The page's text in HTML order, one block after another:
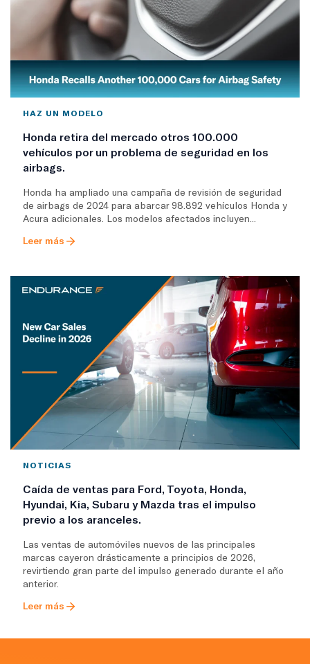
HAZ UN MODELO
Honda retira del mercado otros 100.000
vehículos por un problema de seguridad en los
airbags.
Honda ha ampliado una campaña de revisión de seguridad
de airbags de 2024 para abarcar 98.892 vehículos Honda y
Acura adicionales. Los modelos afectados incluyen...
Leer más
NOTICIAS
Caída de ventas para Ford, Toyota, Honda,
Hyundai, Kia, Subaru y Mazda tras el impulso
previo a los aranceles.
Las ventas de automóviles nuevos de las principales
marcas cayeron drásticamente a principios de 2026,
revirtiendo gran parte del impulso generado durante el año
anterior.
Leer más